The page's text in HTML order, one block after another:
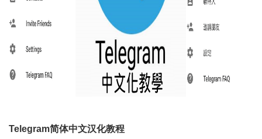
Telegram简体中文汉化教程